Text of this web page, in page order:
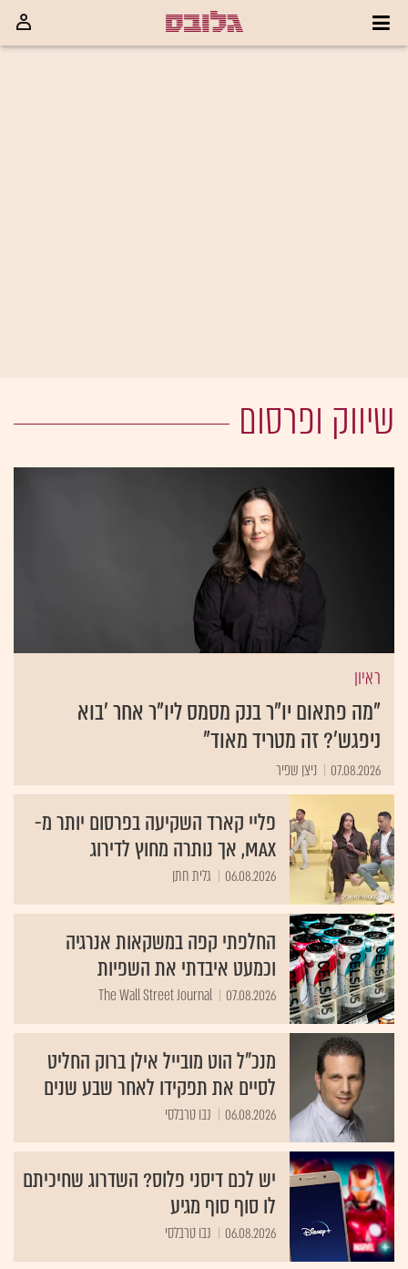
שיווק ופרסום
ראיון
"מה פתאום יו"ר בנק מסמס ליו"ר אחר 'בוא
ניפגש'? זה מטריד מאוד"
07.08.2026 ניצן שפיר
פליי קארד השקיעה בפרסום יותר מ-
MAX, אך נותרה מחוץ לדירוג
06.08.2026 גלית חתן
החלפתי קפה במשקאות אנרגיה
וכמעט איבדתי את השפיות
07.08.2026
The Wall Street Journal
מנכ"ל הוט מובייל אילן ברוק החליט
לסיים את תפקידו לאחר שבע שנים
06.08.2026 נבו טרבלסי
יש לכם דיסני פלוס? השדרוג שחיכיתם
לו סוף סוף מגיע
06.08.2026 נבו טרבלסי